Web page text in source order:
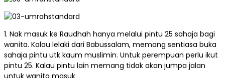
1. Nak masuk ke Raudhah hanya melalui pintu 25 sahaja bagi
wanita. Kalau lelaki dari Babussalam, memang sentiasa buka
sahaja pintu utk kaum muslimin. Untuk perempuan perlu ikut
pintu 25. Kalau pintu lain memang tidak akan jumpa jalan